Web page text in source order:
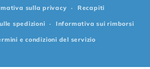
sulla privacy
Recapiti
spedizioni Informativa sui rimborsi
e condizioni del servizio